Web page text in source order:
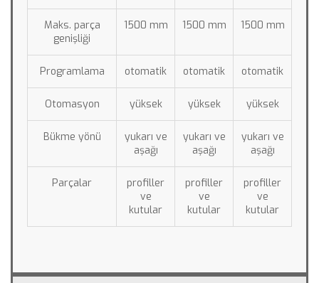
Maks. parça
genişliği
1500 mm 1500 mm 1500 mm
Programlama otomatik otomatik otomatik
Otomasyon yüksek yüksek yüksek
Bükme yönü
yukarı ve
aşağı
yukarı ve
aşağı
yukarı ve
aşağı
Parçalar
profiller
ve
kutular
profiller
ve
kutular
profiller
ve
kutular